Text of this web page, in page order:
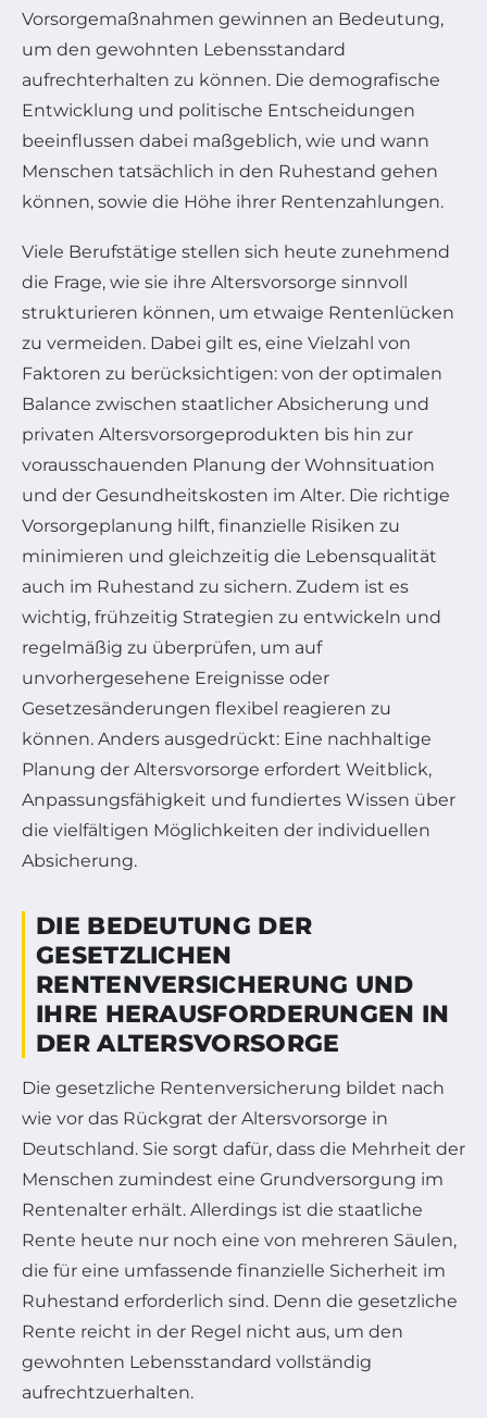
Vorsorgemaßnahmen gewinnen an Bedeutung,
um den gewohnten Lebensstandard
aufrechterhalten zu können. Die demografische
Entwicklung und politische Entscheidungen
beeinflussen dabei maßgeblich, wie und wann
Menschen tatsächlich in den Ruhestand gehen
können, sowie die Höhe ihrer Rentenzahlungen.
Viele Berufstätige stellen sich heute zunehmend
die Frage, wie sie ihre Altersvorsorge sinnvoll
strukturieren können, um etwaige Rentenlücken
zu vermeiden. Dabei gilt es, eine Vielzahl von
Faktoren zu berücksichtigen: von der optimalen
Balance zwischen staatlicher Absicherung und
privaten Altersvorsorgeprodukten bis hin zur
vorausschauenden Planung der Wohnsituation
und der Gesundheitskosten im Alter. Die richtige
Vorsorgeplanung hilft, finanzielle Risiken zu
minimieren und gleichzeitig die Lebensqualität
auch im Ruhestand zu sichern. Zudem ist es
wichtig, frühzeitig Strategien zu entwickeln und
regelmäßig zu überprüfen, um auf
unvorhergesehene Ereignisse oder
Gesetzesänderungen flexibel reagieren zu
können. Anders ausgedrückt: Eine nachhaltige
Planung der Altersvorsorge erfordert Weitblick,
Anpassungsfähigkeit und fundiertes Wissen über
die vielfältigen Möglichkeiten der individuellen
Absicherung.
DIE BEDEUTUNG DER
GESETZLICHEN
RENTENVERSICHERUNG UND
IHRE HERAUSFORDERUNGEN IN
DER ALTERSVORSORGE
Die gesetzliche Rentenversicherung bildet nach
wie vor das Rückgrat der Altersvorsorge in
Deutschland. Sie sorgt dafür, dass die Mehrheit der
Menschen zumindest eine Grundversorgung im
Rentenalter erhält. Allerdings ist die staatliche
Rente heute nur noch eine von mehreren Säulen,
die für eine umfassende finanzielle Sicherheit im
Ruhestand erforderlich sind. Denn die gesetzliche
Rente reicht in der Regel nicht aus, um den
gewohnten Lebensstandard vollständig
aufrechtzuerhalten.